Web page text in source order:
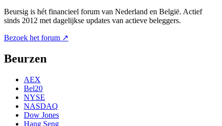
Beursig is hét financieel forum van Nederland en België. Actief
sinds 2012 met dagelijkse updates van actieve beleggers.
Bezoek het forum ↗
Beurzen
AEX
Bel20
NYSE
NASDAQ
Dow Jones
Hang Seng